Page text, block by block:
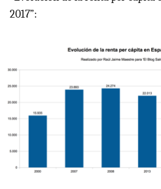
2017”: